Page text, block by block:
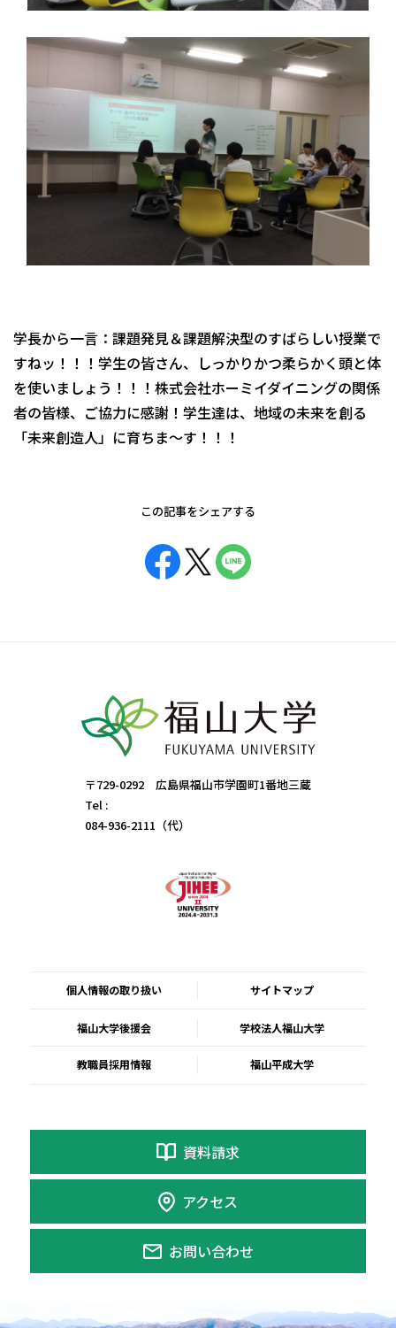
学長から一言：課題発見＆課題解決型のすばらしい授業で
すねッ！！！学生の皆さん、しっかりかつ柔らかく頭と体
を使いましょう！！！株式会社ホーミイダイニングの関係
者の皆様、ご協力に感謝！学生達は、地域の未来を創る
「未来創造人」に育ちま～す！！！
この記事をシェアする
〒729-0292 広島県福山市学園町1番地三蔵
Tel :
084-936-2111（代）
個人情報の取り扱い サイトマップ
福山大学後援会 学校法人福山大学
教職員採用情報 福山平成大学
資料請求
アクセス
お問い合わせ